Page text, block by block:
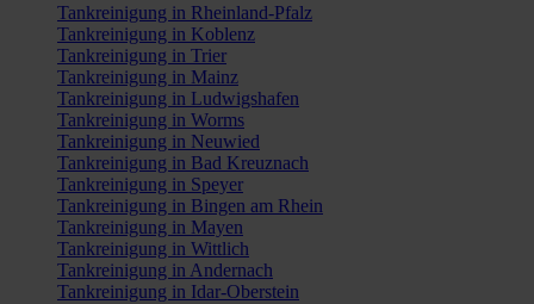
Tankreinigung in Rheinland-Pfalz
Tankreinigung in Koblenz
Tankreinigung in Trier
Tankreinigung in Mainz
Tankreinigung in Ludwigshafen
Tankreinigung in Worms
Tankreinigung in Neuwied
Tankreinigung in Bad Kreuznach
Tankreinigung in Speyer
Tankreinigung in Bingen am Rhein
Tankreinigung in Mayen
Tankreinigung in Wittlich
Tankreinigung in Andernach
Tankreinigung in Idar-Oberstein